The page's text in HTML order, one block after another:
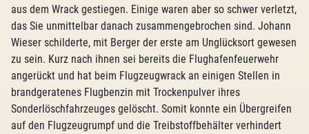
aus dem Wrack gestiegen. Einige waren aber so schwer verletzt,
das Sie unmittelbar danach zusammengebrochen sind. Johann
Wieser schilderte, mit Berger der erste am Unglücksort gewesen
zu sein. Kurz nach ihnen sei bereits die Flughafenfeuerwehr
angerückt und hat beim Flugzeugwrack an einigen Stellen in
brandgeratenes Flugbenzin mit Trockenpulver ihres
Sonderlöschfahrzeuges gelöscht. Somit konnte ein Übergreifen
auf den Flugzeugrumpf und die Treibstoffbehälter verhindert